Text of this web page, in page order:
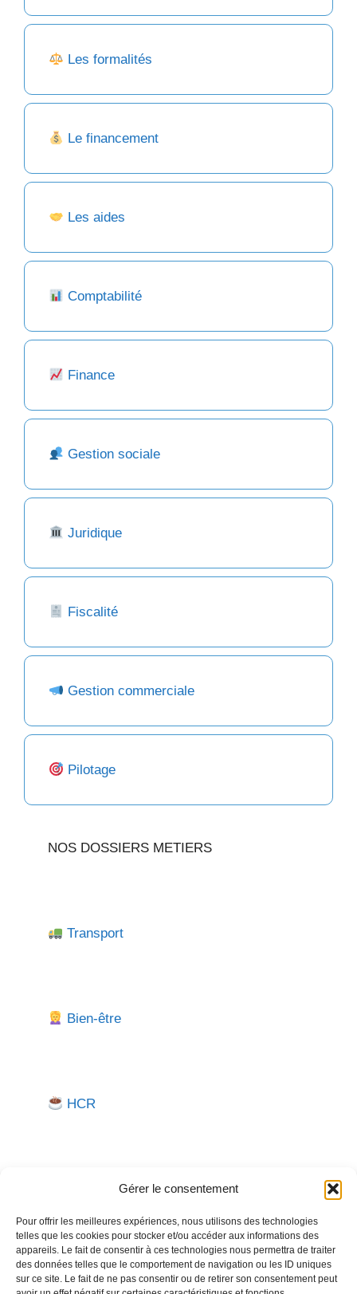
Gérer le consentement
Pour offrir les meilleures expériences, nous utilisons des technologies
telles que les cookies pour stocker et/ou accéder aux informations des
appareils. Le fait de consentir à ces technologies nous permettra de traiter
des données telles que le comportement de navigation ou les ID uniques
sur ce site. Le fait de ne pas consentir ou de retirer son consentement peut
Les formalités
Le financement
Les aides
Comptabilité
Finance
Gestion sociale
Juridique
Fiscalité
Gestion commerciale
Pilotage
NOS DOSSIERS METIERS
Transport
Bien-être
HCR
Besoin d'aide pour créer ou gérer votre entreprise ?
Un expert vous répond.